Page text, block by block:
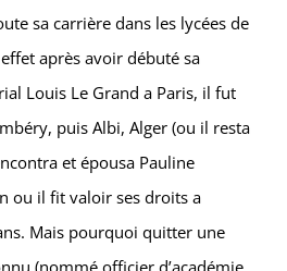
sa carrière dans les lycées de
effet après avoir débuté sa
Louis Le Grand a Paris, il fut
puis Albi, Alger (ou il resta
et épousa Pauline
ou il fit valoir ses droits a
Mais pourquoi quitter une
(nommé officier d’académie